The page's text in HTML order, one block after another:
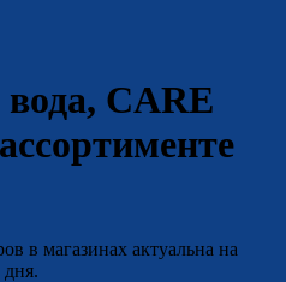
CARE
в магазинах актуальна на